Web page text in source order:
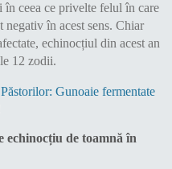
ceea ce privelte felul în care
negativ în acest sens. Chiar
echinocțiul din acest an
12 zodii.
Gunoaie fermentate
echinocțiu de toamnă în